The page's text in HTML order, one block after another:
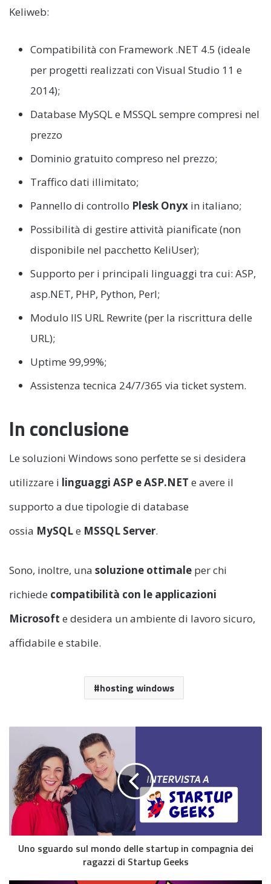
Keliweb:
Compatibilità con Framework .NET 4.5 (ideale
per progetti realizzati con Visual Studio 11 e
2014);
Database MySQL e MSSQL sempre compresi nel
prezzo
Dominio gratuito compreso nel prezzo;
Traffico dati illimitato;
Pannello di controllo Plesk Onyx in italiano;
Possibilità di gestire attività pianificate (non
disponibile nel pacchetto KeliUser);
Supporto per i principali linguaggi tra cui: ASP,
asp.NET, PHP, Python, Perl;
Modulo IIS URL Rewrite (per la riscrittura delle
URL);
Uptime 99,99%;
Assistenza tecnica 24/7/365 via ticket system.
In conclusione
Le soluzioni Windows sono perfette se si desidera
utilizzare i linguaggi ASP e ASP.NET e avere il
supporto a due tipologie di database
ossia MySQLe MSSQL Server.
Sono, inoltre, una soluzione ottimale per chi
richiede compatibilità con le applicazioni
Microsoft e desidera un ambiente di lavoro sicuro,
affidabile e stabile.
hosting windows
Uno sguardo sul mondo delle startup in compagnia dei
ragazzi di Startup Geeks